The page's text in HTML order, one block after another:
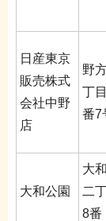
日産東京
販売株式
会社中野
店
野
丁
番7
大和公園
大
二
8番